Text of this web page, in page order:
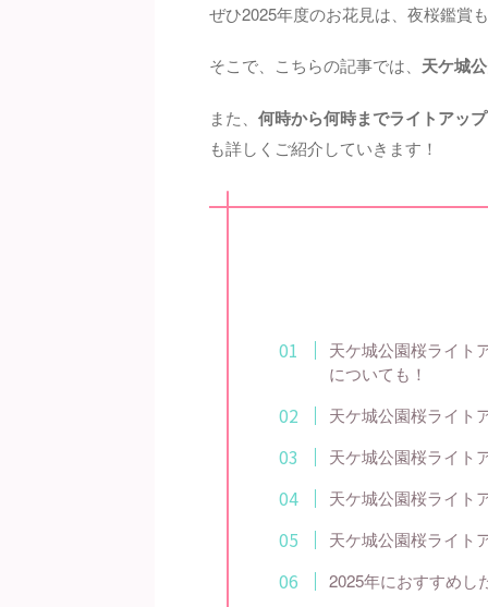
ぜひ2025年度のお花見は、夜桜鑑賞
そこで、こちらの記事では、 天ケ城
また、 何時から何時までライトアッ
も詳しくご紹介していきます！
天ケ城公園桜ライト
についても！
天ケ城公園桜ライト
天ケ城公園桜ライト
天ケ城公園桜ライト
天ケ城公園桜ライト
2025年におすすめし